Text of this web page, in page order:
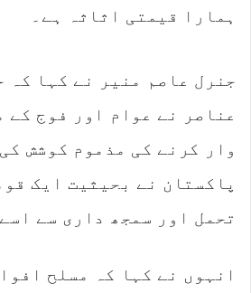
ہمارا قیمتی اثاثہ ہے۔
جنرل عاصم منیر نے کہا کہ
عناصر نے عوام اور فوج کے
وار کرنے کی مذموم کوشش
پاکستان نے بحیثیت ایک
تحمل اور سمجھ داری سے
انہوں نے کہا کہ مسلح